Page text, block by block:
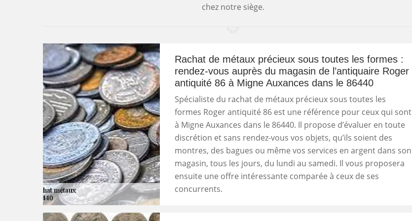
chez notre siège.
Rachat de métaux précieux sous toutes les formes :
rendez-vous auprès du magasin de l’antiquaire Roger
antiquité 86 à Migne Auxances dans le 86440
Spécialiste du rachat de métaux précieux sous toutes les
formes Roger antiquité 86 est une référence pour ceux qui sont
à Migne Auxances dans le 86440. Il propose d’évaluer en toute
discrétion et sans rendez-vous vos objets, qu’ils soient des
montres, des bagues ou même vos services en argent dans son
magasin, tous les jours, du lundi au samedi. Il vous proposera
ensuite une offre intéressante comparée à ceux de ses
concurrents.